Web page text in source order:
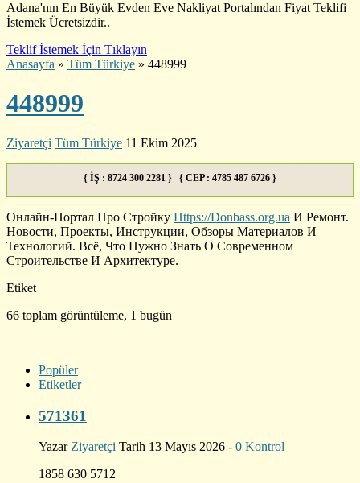
Adana'nın En Büyük Evden Eve Nakliyat Portalından Fiyat Teklifi
İstemek Ücretsizdir..
Teklif İstemek İçin Tıklayın
Anasayfa » Tüm Türkiye » 448999
448999
Ziyaretçi Tüm Türkiye 11 Ekim 2025
{ İŞ : 8724 300 2281 } { CEP : 4785 487 6726 }
Онлайн-Портал Про Стройку Https://Donbass.org.ua И Ремонт.
Новости, Проекты, Инструкции, Обзоры Материалов И
Технологий. Всё, Что Нужно Знать О Современном
Строительстве И Архитектуре.
Etiket
66 toplam görüntüleme, 1 bugün
Popüler
Etiketler
571361
Yazar Ziyaretçi Tarih 13 Mayıs 2026 - 0 Kontrol
1858 630 5712